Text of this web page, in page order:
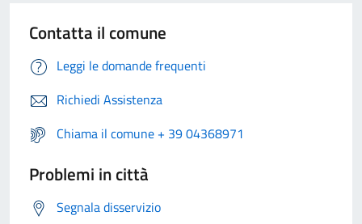
Contatta il comune
Leggi le domande frequenti
Richiedi Assistenza
Chiama il comune + 39 04368971
Problemi in città
Segnala disservizio